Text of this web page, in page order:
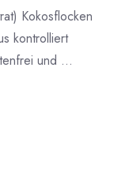
Kokosflocken
kontrolliert
und …